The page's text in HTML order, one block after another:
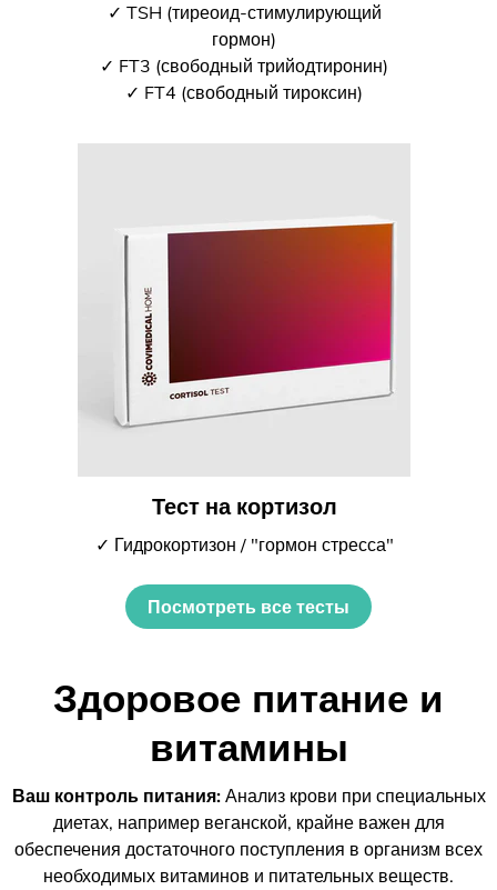
✓ TSH (тиреоид-стимулирующий
гормон)
✓ FT3 (свободный трийодтиронин)
✓ FT4 (свободный тироксин)
Тест на кортизол
✓ Гидрокортизон / "гормон стресса"
Посмотреть все тесты
Здоровое питание и
витамины
Ваш контроль питания:Анализ крови при специальных
диетах, например веганской, крайне важен для
обеспечения достаточного поступления в организм всех
необходимых витаминов и питательных веществ.